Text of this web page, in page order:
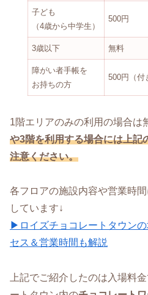
子ども
（4歳から中学生）
500円
3歳以下 無料
障がい者手帳を
お持ちの方
500円（付
1階エリアのみの利用の場合は
や3階を利用する場合には上記
注意ください。
各フロアの施設内容や営業時
しています↓
▶ロイズチョコレートタウン
セス＆営業時間も解説
上記でご紹介したのは入場料